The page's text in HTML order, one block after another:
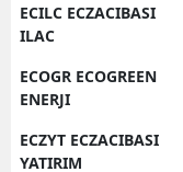
ECILC ECZACIBASI
ILAC
ECOGR ECOGREEN
ENERJI
ECZYT ECZACIBASI
YATIRIM